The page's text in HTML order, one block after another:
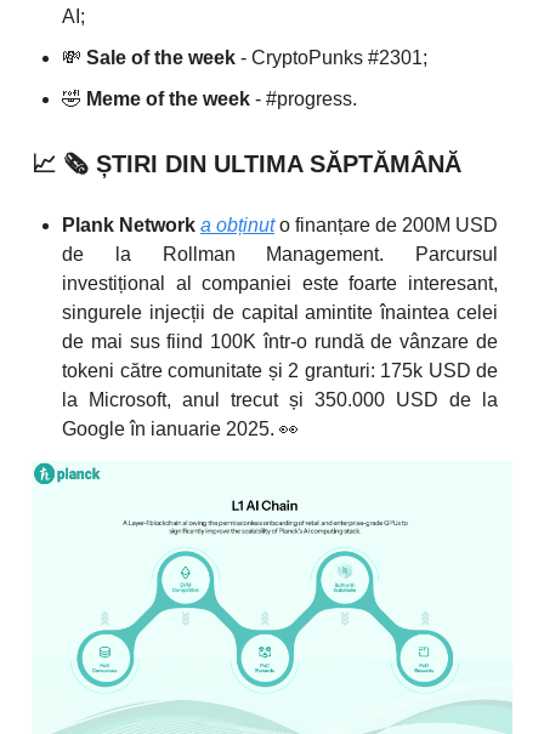
AI;
💸 Sale of the week - CryptoPunks #2301;
🤣 Meme of the week - #progress.
📈 🗞️ ȘTIRI DIN ULTIMA SĂPTĂMÂNĂ
Plank Network a obținut o finanțare de 200M USD
de la Rollman Management. Parcursul
investițional al companiei este foarte interesant,
singurele injecții de capital amintite înaintea celei
de mai sus fiind 100K într-o rundă de vânzare de
tokeni către comunitate și 2 granturi: 175k USD de
la Microsoft, anul trecut și 350.000 USD de la
Google în ianuarie 2025. 👀